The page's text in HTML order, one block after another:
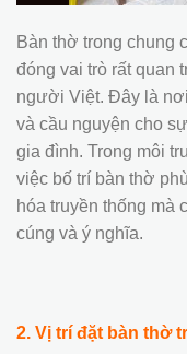
Bàn thờ trong chung
đóng vai trò rất quan
người Việt. Đây là
và cầu nguyện cho
gia đình. Trong môi
việc bố trí bàn thờ
hóa truyền thống mà
cúng và ý nghĩa.
2. Vị trí đặt bàn thờ